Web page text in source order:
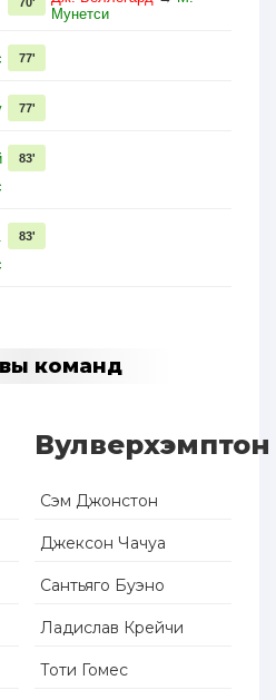
Мунетси
77'
77'
83'
83'
команд
Вулверхэмптон
Сэм Джонстон
Джексон Чачуа
Сантьяго Буэно
Ладислав Крейчи
Тоти Гомес